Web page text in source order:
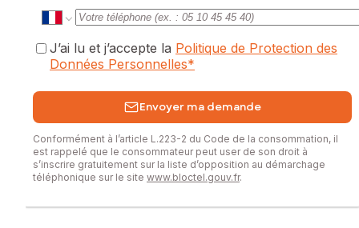
J’ai lu et j’accepte la Politique de Protection des
Données Personnelles*
Envoyer ma demande
Conformément à l’article L.223-2 du Code de la consommation, il
est rappelé que le consommateur peut user de son droit à
s’inscrire gratuitement sur la liste d’opposition au démarchage
téléphonique sur le site www.bloctel.gouv.fr.